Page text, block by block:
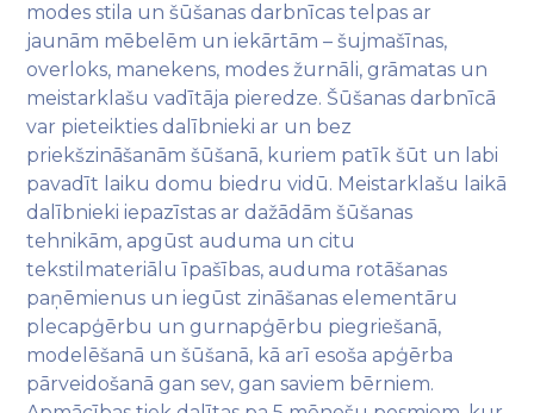
modes stila un šūšanas darbnīcas telpas ar
jaunām mēbelēm un iekārtām – šujmašīnas,
overloks, manekens, modes žurnāli, grāmatas un
meistarklašu vadītāja pieredze. Šūšanas darbnīcā
var pieteikties dalībnieki ar un bez
priekšzināšanām šūšanā, kuriem patīk šūt un labi
pavadīt laiku domu biedru vidū. Meistarklašu laikā
dalībnieki iepazīstas ar dažādām šūšanas
tehnikām, apgūst auduma un citu
tekstilmateriālu īpašības, auduma rotāšanas
paņēmienus un iegūst zināšanas elementāru
plecapģērbu un gurnapģērbu piegriešanā,
modelēšanā un šūšanā, kā arī esoša apģērba
pārveidošanā gan sev, gan saviem bērniem.